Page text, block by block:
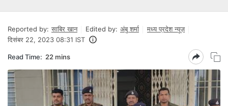
Reported by: साबिर खान Edited by: अंबु शर्मा
मध्य प्रदेश न्यूज़
दिसंबर 22, 2023 08:31 IST
Read Time: 22 mins